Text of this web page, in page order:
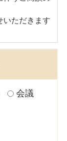
いただきます
会議